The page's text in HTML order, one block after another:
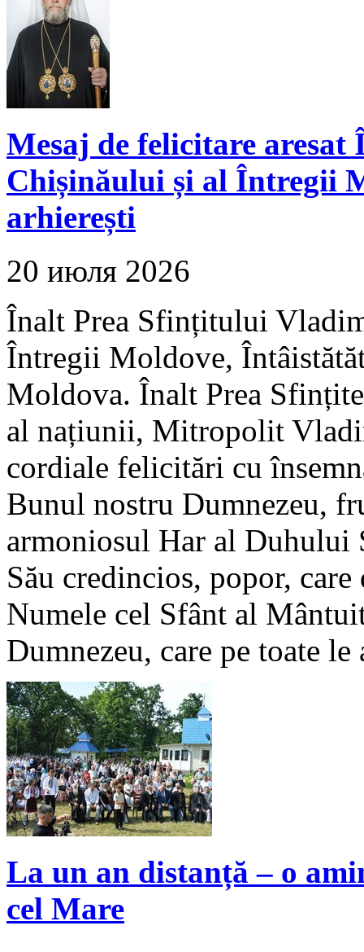
Mesaj de felicitare
Chișinăului și al Întregii
arhierești
20 июля 2026
Înalt Prea Sfințitului
Întregii Moldove,
Moldova. Înalt Prea
al națiunii, Mitropolit
cordiale felicitări cu
Bunul nostru Dumnezeu,
armoniosul Har al Duhului
Său credincios, popor,
Numele cel Sfânt al
Dumnezeu, care pe toate
La un an distanță – o
cel Mare